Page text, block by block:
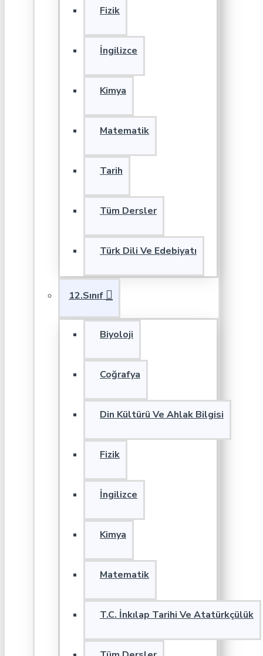
Fizik
İngilizce
Kimya
Matematik
Tarih
Tüm Dersler
Türk Dili Ve Edebiyatı
12.Sınıf
Biyoloji
Coğrafya
Din Kültürü Ve Ahlak Bilgisi
Fizik
İngilizce
Kimya
Matematik
T.C. İnkılap Tarihi Ve Atatürkçülük